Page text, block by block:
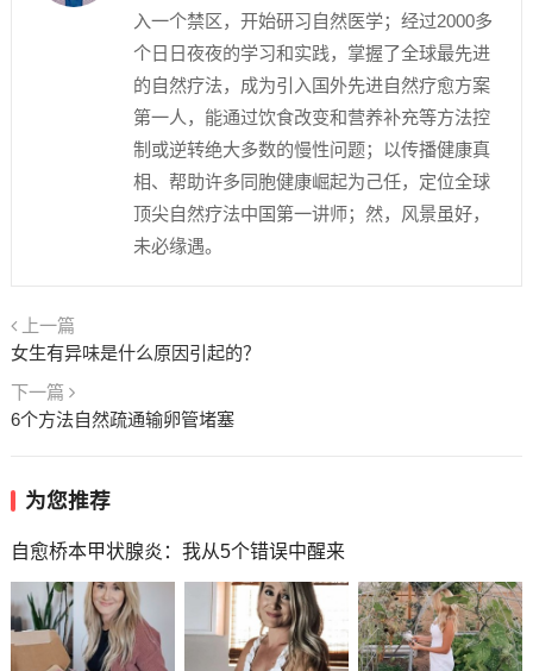
入一个禁区，开始研习自然医学；经过2000多
个日日夜夜的学习和实践，掌握了全球最先进
的自然疗法，成为引入国外先进自然疗愈方案
第一人，能通过饮食改变和营养补充等方法控
制或逆转绝大多数的慢性问题；以传播健康真
相、帮助许多同胞健康崛起为己任，定位全球
顶尖自然疗法中国第一讲师；然，风景虽好，
未必缘遇。
上一篇
女生有异味是什么原因引起的？
下一篇
6个方法自然疏通输卵管堵塞
为您推荐
自愈桥本甲状腺炎：我从5个错误中醒来